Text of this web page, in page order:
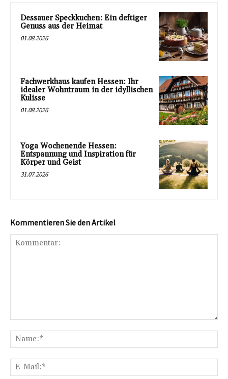
Dessauer Speckkuchen: Ein deftiger
Genuss aus der Heimat
01.08.2026
Fachwerkhaus kaufen Hessen: Ihr
idealer Wohntraum in der idyllischen
Kulisse
01.08.2026
Yoga Wochenende Hessen:
Entspannung und Inspiration für
Körper und Geist
31.07.2026
Kommentieren Sie den Artikel